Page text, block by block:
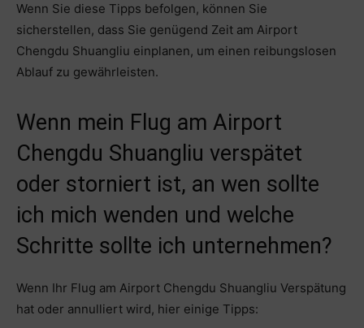
Wenn Sie diese Tipps befolgen, können Sie
sicherstellen, dass Sie genügend Zeit am Airport
Chengdu Shuangliu einplanen, um einen reibungslosen
Ablauf zu gewährleisten.
Wenn mein Flug am Airport
Chengdu Shuangliu verspätet
oder storniert ist, an wen sollte
ich mich wenden und welche
Schritte sollte ich unternehmen?
Wenn Ihr Flug am Airport Chengdu Shuangliu Verspätung
hat oder annulliert wird, hier einige Tipps: